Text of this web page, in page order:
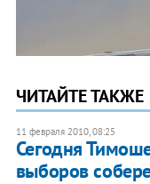
ЧИТАЙТЕ ТАКЖЕ
11 февраля 2010, 08:25
Сегодня
выборов